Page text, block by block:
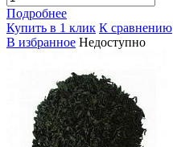
Подробнее
Купить в 1 клик К сравнению
В избранное Недоступно